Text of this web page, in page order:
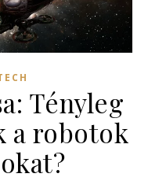
Tényleg
a robotok